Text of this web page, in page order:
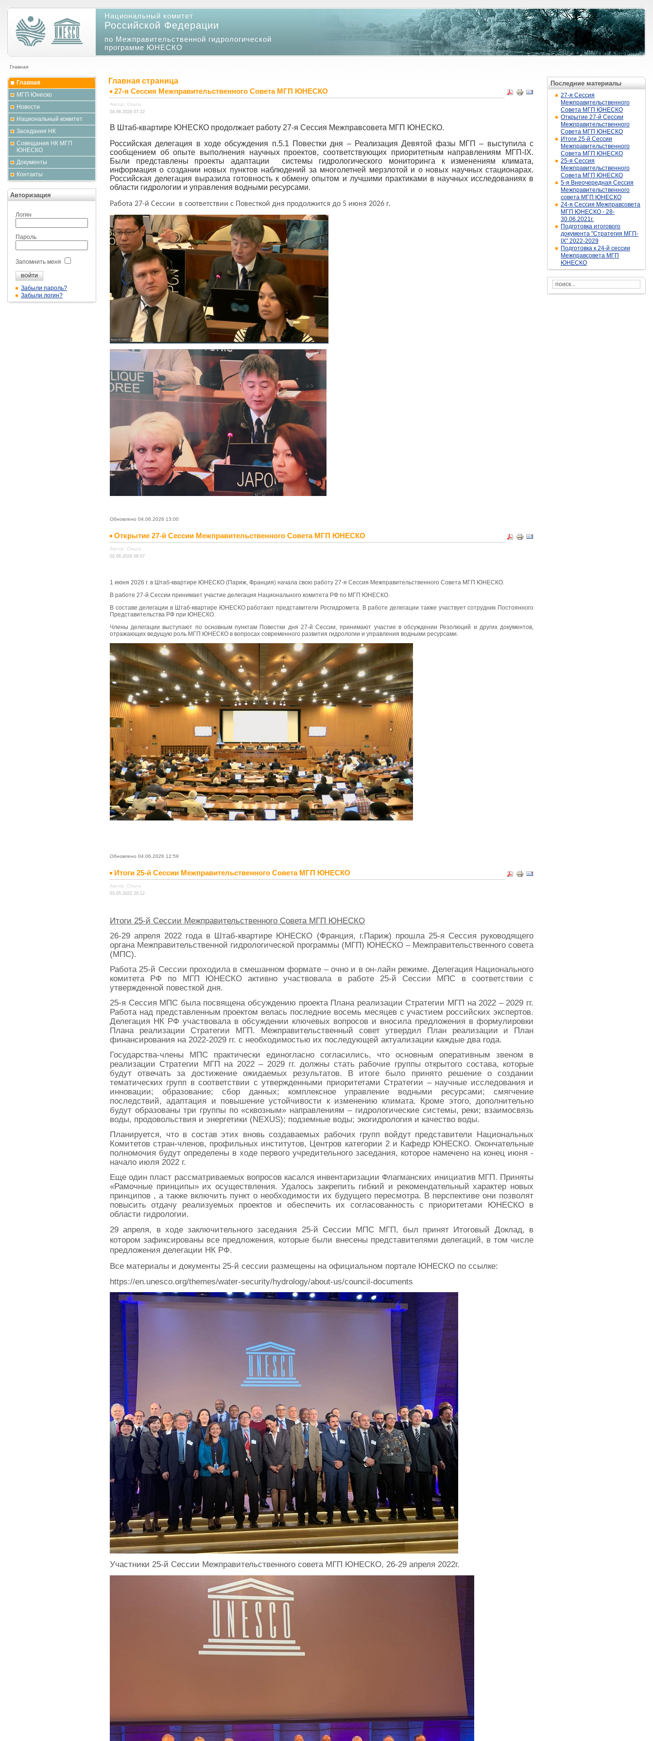
Национальный комитет
Российской Федерации
по Межправительственной гидрологической
программе ЮНЕСКО
Главная
Главная
МГП Юнеско
Новости
Национальный комитет
Заседания НК
Совещания НК МГП
ЮНЕСКО
Документы
Контакты
Авторизация
Логин
Пароль
Запомнить меня
Забыли пароль?
Забыли логин?
Главная страница
27-я Сессия Межправительственного Совета МГП ЮНЕСКО
Автор: Ольга
04.06.2026 07:22
В Штаб-квартире ЮНЕСКО продолжает работу 27-я Сессия Межправсовета МГП ЮНЕСКО.
Российская делегация в ходе обсуждения п.5.1 Повестки дня – Реализация Девятой фазы МГП – выступила с
сообщением об опыте выполнения научных проектов, соответствующих приоритетным направлениям МГП- IX.
Были представлены проекты адаптации системы гидрологического мониторинга к изменениям климата,
информация о создании новых пунктов наблюдений за многолетней мерзлотой и о новых научных стационарах.
Российская делегация выразила готовность к обмену опытом и лучшими практиками в научных исследованиях в
области гидрологии и управления водными ресурсами.
Работа 27-й Сессии в соответствии с Повесткой дня продолжится до 5 июня 2026 г.
Обновлено 04.06.2026 13:00
Открытие 27-й Сессии Межправительственного Совета МГП ЮНЕСКО
Автор: Ольга
02.06.2026 09:57
1 июня 2026 г. в Штаб-квартире ЮНЕСКО (Париж, Франция) начала свою работу 27-я Сессия Межправительственного Совета МГП ЮНЕСКО.
В работе 27-й Сессии принимает участие делегация Национального комитета РФ по МГП ЮНЕСКО.
В составе делегации в Штаб-квартире ЮНЕСКО работают представители Росгидромета. В работе делегации также участвует сотрудник Постоянного
Представительства РФ при ЮНЕСКО.
Члены делегации выступают по основным пунктам Повестки дня 27-й Сессии, принимают участие в обсуждении Резолюций и других документов,
отражающих ведущую роль МГП ЮНЕСКО в вопросах современного развития гидрологии и управления водными ресурсами.
Обновлено 04.06.2026 12:59
Итоги 25-й Сессии Межправительственного Совета МГП ЮНЕСКО
Автор: Ольга
03.05.2022 20:12
Итоги 25-й Сессии Межправительственного Совета МГП ЮНЕСКО
26-29 апреля 2022 года в Штаб-квартире ЮНЕСКО (Франция, г.Париж) прошла 25-я Сессия руководящего
органа Межправительственной гидрологической программы (МГП) ЮНЕСКО – Межправительственного совета
(МПС).
Работа 25-й Сессии проходила в смешанном формате – очно и в он-лайн режиме. Делегация Национального
комитета РФ по МГП ЮНЕСКО активно участвовала в работе 25-й Сессии МПС в соответствии с
утвержденной повесткой дня.
25-я Сессия МПС была посвящена обсуждению проекта Плана реализации Стратегии МГП на 2022 – 2029 гг.
Работа над представленным проектом велась последние восемь месяцев с участием российских экспертов.
Делегация НК РФ участвовала в обсуждении ключевых вопросов и вносила предложения в формулировки
Плана реализации Стратегии МГП. Межправительственный совет утвердил План реализации и План
финансирования на 2022-2029 гг. с необходимостью их последующей актуализации каждые два года.
Государства-члены МПС практически единогласно согласились, что основным оперативным звеном в
реализации Стратегии МГП на 2022 – 2029 гг. должны стать рабочие группы открытого состава, которые
будут отвечать за достижение ожидаемых результатов. В итоге было принято решение о создании
тематических групп в соответствии с утвержденными приоритетами Стратегии – научные исследования и
инновации; образование; сбор данных; комплексное управление водными ресурсами; смягчение
последствий, адаптация и повышение устойчивости к изменению климата. Кроме этого, дополнительно
будут образованы три группы по «сквозным» направлениям – гидрологические системы, реки; взаимосвязь
воды, продовольствия и энергетики (NEXUS); подземные воды; экогидрология и качество воды.
Планируется, что в состав этих вновь создаваемых рабочих групп войдут представители Национальных
Комитетов стран-членов, профильных институтов, Центров категории 2 и Кафедр ЮНЕСКО. Окончательные
полномочия будут определены в ходе первого учредительного заседания, которое намечено на конец июня -
начало июля 2022 г.
Еще один пласт рассматриваемых вопросов касался инвентаризации Флагманских инициатив МГП. Приняты
«Рамочные принципы» их осуществления. Удалось закрепить гибкий и рекомендательный характер новых
принципов , а также включить пункт о необходимости их будущего пересмотра. В перспективе они позволят
повысить отдачу реализуемых проектов и обеспечить их согласованность с приоритетами ЮНЕСКО в
области гидрологии.
29 апреля, в ходе заключительного заседания 25-й Сессии МПС МГП, был принят Итоговый Доклад, в
котором зафиксированы все предложения, которые были внесены представителями делегаций, в том числе
предложения делегации НК РФ.
Все материалы и документы 25-й сессии размещены на официальном портале ЮНЕСКО по ссылке:
https://en.unesco.org/themes/water-security/hydrology/about-us/council-documents
Участники 25-й Сессии Межправительственного совета МГП ЮНЕСКО, 26-29 апреля 2022г.
Последние материалы
27-я Сессия
Межправительственного
Совета МГП ЮНЕСКО
Открытие 27-й Сессии
Межправительственного
Совета МГП ЮНЕСКО
Итоги 25-й Сессии
Межправительственного
Совета МГП ЮНЕСКО
25-я Сессия
Межправительственного
Совета МГП ЮНЕСКО
5-я Внеочередная Сессия
Межправительственного
совета МГП ЮНЕСКО
24-я Сессия Межправсовета
МГП ЮНЕСКО - 28-
30.06.2021г.
Подготовка итогового
документа "Стратегия МГП-
IX" 2022-2029
Подготовка к 24-й сессии
Межправсовета МГП
ЮНЕСКО